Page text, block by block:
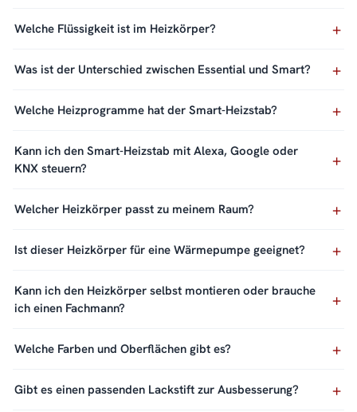
Welche Flüssigkeit ist im Heizkörper?
Was ist der Unterschied zwischen Essential und Smart?
Welche Heizprogramme hat der Smart-Heizstab?
Kann ich den Smart-Heizstab mit Alexa, Google oder
KNX steuern?
Welcher Heizkörper passt zu meinem Raum?
Ist dieser Heizkörper für eine Wärmepumpe geeignet?
Kann ich den Heizkörper selbst montieren oder brauche
ich einen Fachmann?
Welche Farben und Oberflächen gibt es?
Gibt es einen passenden Lackstift zur Ausbesserung?